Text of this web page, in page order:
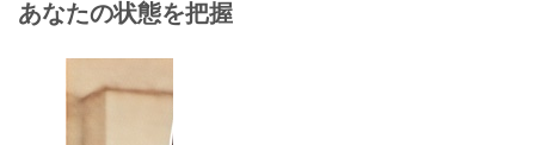
あなたの状態を把握